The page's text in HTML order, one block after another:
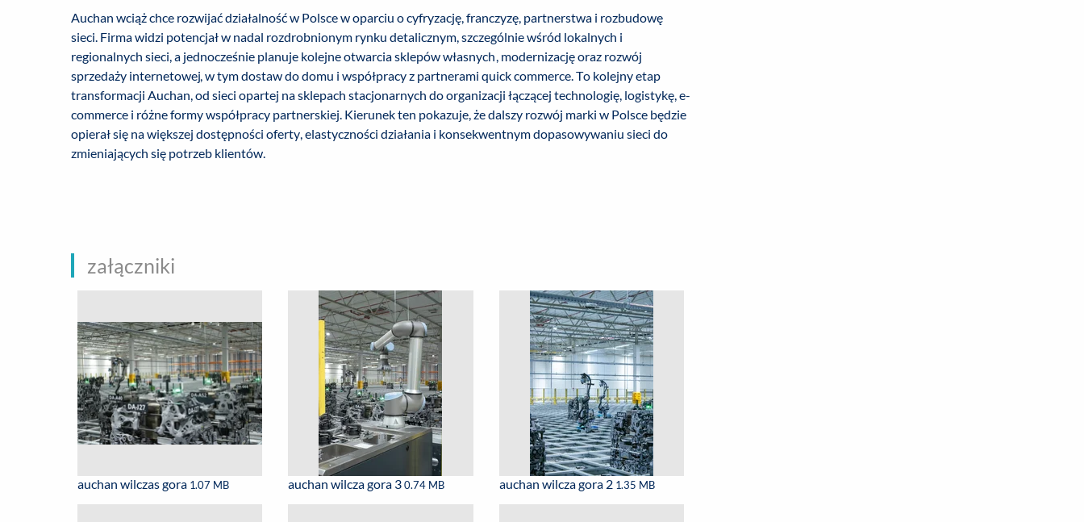
Auchan wciąż chce rozwijać działalność w Polsce w oparciu o cyfryzację, franczyzę, partnerstwa i rozbudowę
sieci. Firma widzi potencjał w nadal rozdrobnionym rynku detalicznym, szczególnie wśród lokalnych i
regionalnych sieci, a jednocześnie planuje kolejne otwarcia sklepów własnych, modernizację oraz rozwój
sprzedaży internetowej, w tym dostaw do domu i współpracy z partnerami quick commerce. To kolejny etap
transformacji Auchan, od sieci opartej na sklepach stacjonarnych do organizacji łączącej technologię, logistykę, e-
commerce i różne formy współpracy partnerskiej. Kierunek ten pokazuje, że dalszy rozwój marki w Polsce będzie
opierał się na większej dostępności oferty, elastyczności działania i konsekwentnym dopasowywaniu sieci do
zmieniających się potrzeb klientów.
załączniki
auchan wilczas gora 1.07 MB auchan wilcza gora 30.74 MB auchan wilcza gora 2 1.35 MB